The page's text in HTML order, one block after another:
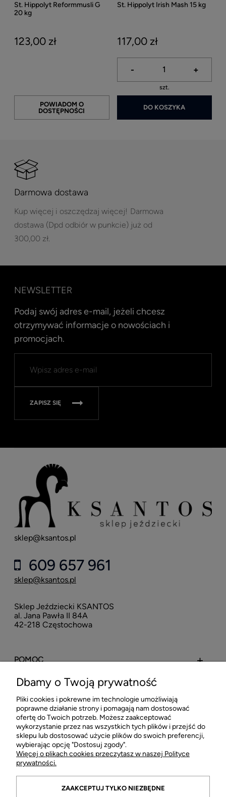
St. Hippolyt Reformmusli G
20 kg
123,00 zł
POWIADOM O
DOSTĘPNOŚCI
St. Hippolyt Irish Mash 15 kg
117,00 zł
- +
szt.
DO KOSZYKA
Darmowa dostawa
Kup więcej i oszczędzaj więcej! Darmowa
dostawa (Dpd odbiór w punkcie) już od
300,00 zł.
NEWSLETTER
Podaj swój adres e-mail, jeżeli chcesz
otrzymywać informacje o nowościach i
promocjach.
ZAPISZ SIĘ
sklep@ksantos.pl
609 657 961
sklep@ksantos.pl
Sklep Jeździecki KSANTOS
al. Jana Pawła II 84A
42-218 Częstochowa
POMOC
MOJE KONTO
PŁATNOŚCI I DOSTAWA
INFORMACJE
O FIRMIE
Dbamy o Twoją prywatność
Pliki cookies i pokrewne im technologie umożliwiają
poprawne działanie strony i pomagają nam dostosować
ofertę do Twoich potrzeb. Możesz zaakceptować
wykorzystanie przez nas wszystkich tych plików i przejść do
sklepu lub dostosować użycie plików do swoich preferencji,
wybierając opcję "Dostosuj zgody".
Więcej o plikach cookies przeczytasz w naszej Polityce
prywatności.
ZAAKCEPTUJ TYLKO NIEZBĘDNE